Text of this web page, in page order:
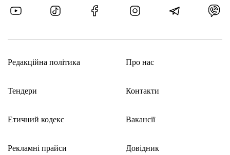
Редакційна політика
Тендери
Етичний кодекс
Рекламні прайси
Про нас
Контакти
Вакансії
Довідник